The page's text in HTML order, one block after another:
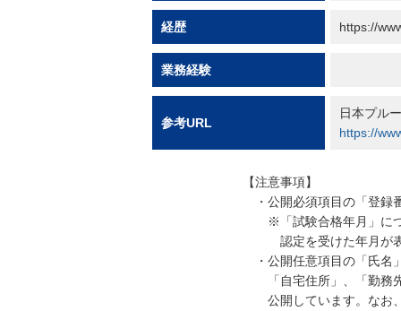
経歴 https://
業務経験
参考URL
日本プル
https://
【注意事項】
・公開必須項目の「登録
※「試験合格年月」につ
認定を受けた年月が表
・公開任意項目の「氏名
「自宅住所」、「勤務先
公開しています。なお、